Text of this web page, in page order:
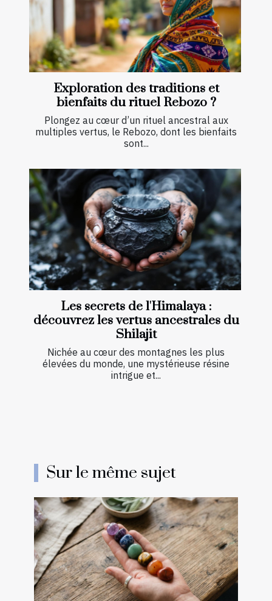
Exploration des traditions et
bienfaits du rituel Rebozo ?
Plongez au cœur d’un rituel ancestral aux
multiples vertus, le Rebozo, dont les bienfaits
sont...
Les secrets de l'Himalaya :
découvrez les vertus ancestrales du
Shilajit
Nichée au cœur des montagnes les plus
élevées du monde, une mystérieuse résine
intrigue et...
Sur le même sujet